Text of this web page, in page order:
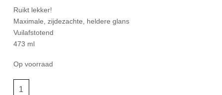
Ruikt lekker!
Maximale, zijdezachte, heldere glans
Vuilafstotend
473 ml
Op voorraad